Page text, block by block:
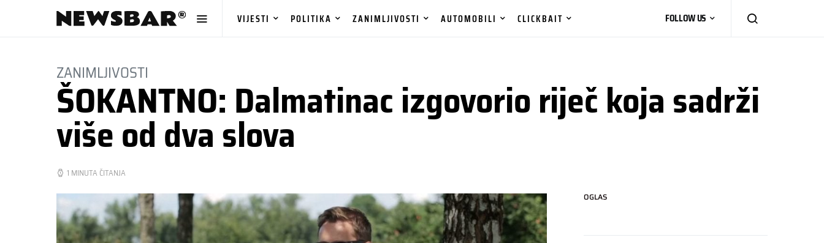
VIJESTI POLITIKA ZANIMLJIVOSTI AUTOMOBILI CLICKBAIT FOLLOW US
ZANIMLJIVOSTI
ŠOKANTNO: Dalmatinac izgovorio riječ koja sadrži
više od dva slova
1 MINUTA ČITANJA
OGLAS